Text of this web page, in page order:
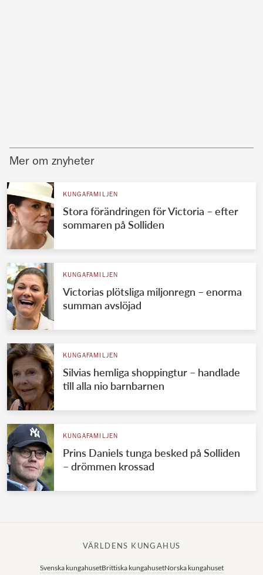
Mer om znyheter
KUNGAFAMILJEN
Stora förändringen för Victoria – efter
sommaren på Solliden
KUNGAFAMILJEN
Victorias plötsliga miljonregn – enorma
summan avslöjad
KUNGAFAMILJEN
Silvias hemliga shoppingtur – handlade
till alla nio barnbarnen
KUNGAFAMILJEN
Prins Daniels tunga besked på Solliden
– drömmen krossad
VÄRLDENS KUNGAHUS
Svenska kungahusetBrittiska kungahusetNorska kungahuset